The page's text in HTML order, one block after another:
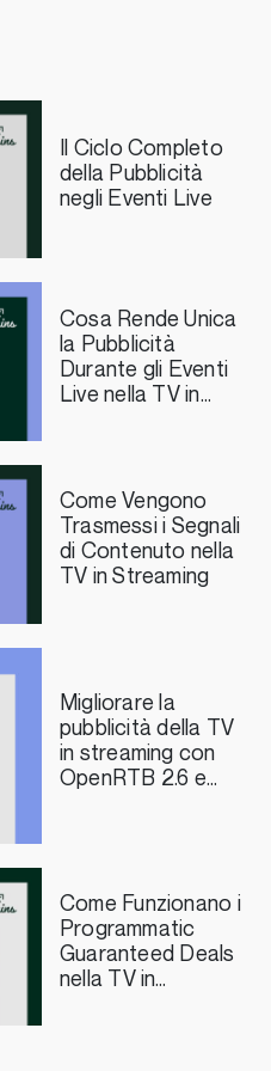
Il Ciclo Completo
della Pubblicità
negli Eventi Live
Cosa Rende Unica
la Pubblicità
Durante gli Eventi
Live nella TV in
Come Vengono
Trasmessi i Segnali
di Contenuto nella
TV in Streaming
Migliorare la
pubblicità della TV
in streaming con
OpenRTB 2.6 e
Come Funzionano i
Programmatic
Guaranteed Deals
nella TV in